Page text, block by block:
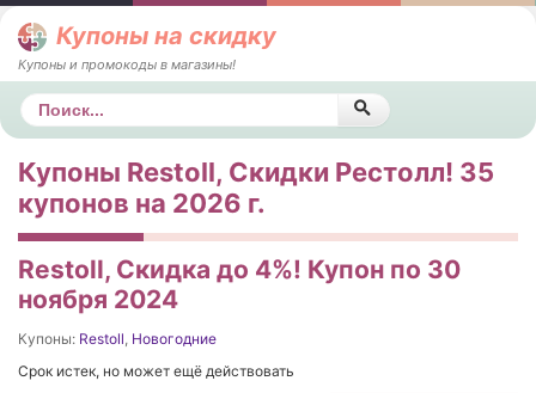
Купоны на скидку
Купоны и промокоды в магазины!
Поиск
Купоны Restoll, Скидки Рестолл! 35
купонов на 2026 г.
Restoll, Скидка до 4%! Купон по 30
ноября 2024
Купоны: Restoll, Новогодние
Срок истек, но может ещё действовать